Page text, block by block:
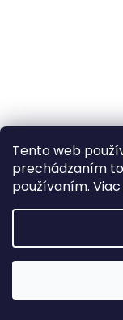
Tento web
prechádzaním
používaním.